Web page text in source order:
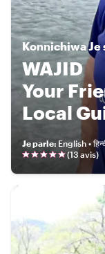
KonnichiwaJe
WAJID
Your
Local
Je parle: English •
(13 avis)